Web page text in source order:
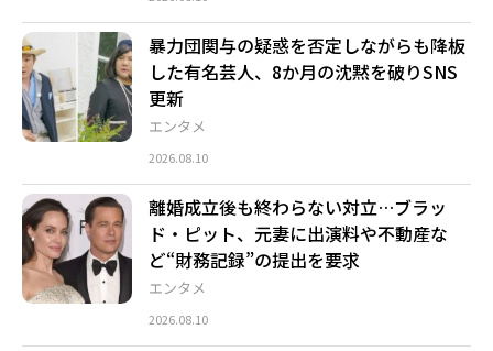
エンタメ
暴力団関与の疑惑を否定しながらも降板
した有名芸人、8か月の沈黙を破りSNS
更新
2026.08.10
エンタメ
離婚成立後も終わらない対立…ブラッ
ド・ピット、元妻に出演料や不動産な
ど“財務記録”の提出を要求
2026.08.10